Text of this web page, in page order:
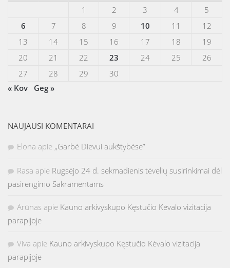
1
2 3 4
5
6
7 8 9 10 11
12
13
14 15 16 17 18
19
20
21 22 23 24 25
26
27
28 29
30
« Kov
Geg »
NAUJAUSI KOMENTARAI
Elona apie „Garbė Dievui aukštybėse”
Rasa apie Rugsėjo 24 d. sekmadienis tėvelių susirinkimai dėl
pasirengimo Sakramentams
Arūnas apie Kauno arkivyskupo Kęstučio Kėvalo vizitacija
parapijoje
Viva apie Kauno arkivyskupo Kęstučio Kėvalo vizitacija
parapijoje